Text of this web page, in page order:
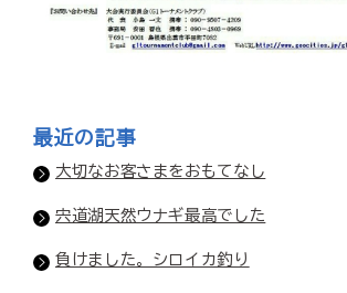
最近の記事
大切なお客さまをおもてなし
宍道湖天然ウナギ最高でした
負けました。シロイカ釣り